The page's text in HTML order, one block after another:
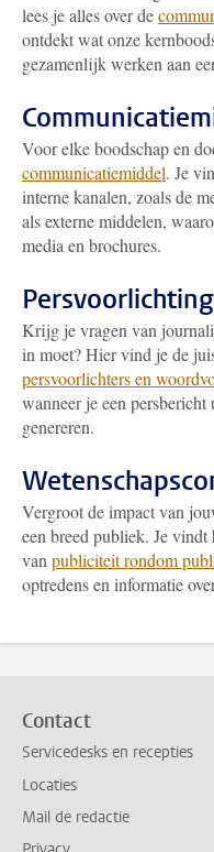
lees je alles over de
ontdekt wat onze
gezamenlijk werken aan
Voor elke boodschap en
communicatiemiddel. Je
interne kanalen, zoals de
als externe middelen,
media en brochures.
Persvoorlichting
Krijg je vragen van
in moet? Hier vind je de
persvoorlichters en
wanneer je een
genereren.
Vergroot de impact van
een breed publiek. Je vindt
van publiciteit rondom
optredens en informatie
Contact
Servicedesks en recepties
Locaties
Mail de redactie